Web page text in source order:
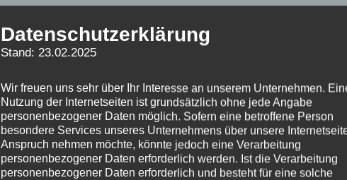
Location
none
Datenschutzerklärung
Stand: 23.02.2025
Wir freuen uns sehr über Ihr Interesse an unserem Unternehmen.
Nutzung der Internetseiten ist grundsätzlich ohne jede Angabe
personenbezogener Daten möglich. Sofern eine betroffene Person
besondere Services unseres Unternehmens über unsere
Anspruch nehmen möchte, könnte jedoch eine Verarbeitung
personenbezogener Daten erforderlich werden. Ist die Verarbeitung
personenbezogener Daten erforderlich und besteht für eine solche